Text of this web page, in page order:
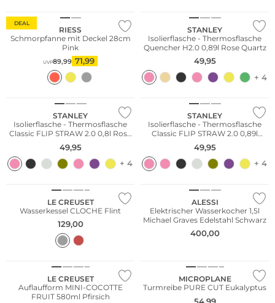
DEAL
RIESS
Schmorpfanne mit Deckel 28cm
Pink
UVP89,99 71,99
STANLEY
Isolierflasche - Thermosflasche
Quencher H2.0 0,89l Rose Quartz
49,95
+ 4
STANLEY
Isolierflasche - Thermosflasche
Classic FLIP STRAW 2.0 0,8l Rose
Quartz
49,95
+ 4
STANLEY
Isolierflasche - Thermosflasche
Classic FLIP STRAW 2.0 0,89l
Peach Rose
49,95
+ 4
LE CREUSET
Wasserkessel CLOCHE Flint
129,00
Nachhaltig
ALESSI
Elektrischer Wasserkocher 1,5l
Michael Graves Edelstahl Schwarz
400,00
LE CREUSET
Auflaufform MINI-COCOTTE
FRUIT 580ml Pfirsich
MICROPLANE
Turmreibe PURE CUT Eukalyptus
54,99